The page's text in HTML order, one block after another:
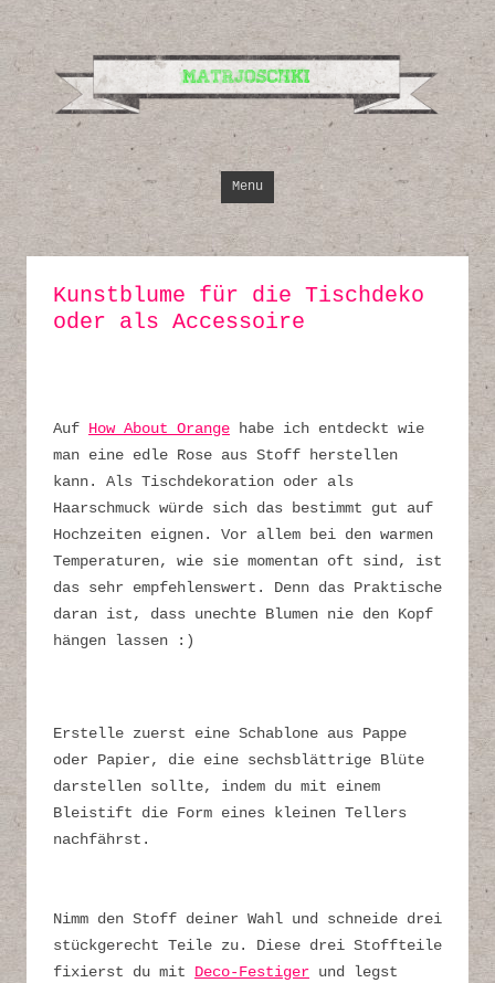
Design,
Menu Skip to content
Kunstblume für die Tischdeko
oder als Accessoire
Auf How About Orange habe ich entdeckt wie
man eine edle Rose aus Stoff herstellen
kann. Als Tischdekoration oder als
Haarschmuck würde sich das bestimmt gut auf
Hochzeiten eignen. Vor allem bei den warmen
Temperaturen, wie sie momentan oft sind, ist
das sehr empfehlenswert. Denn das Praktische
daran ist, dass unechte Blumen nie den Kopf
hängen lassen :)
Erstelle zuerst eine Schablone aus Pappe
oder Papier, die eine sechsblättrige Blüte
darstellen sollte, indem du mit einem
Bleistift die Form eines kleinen Tellers
nachfährst.
Nimm den Stoff deiner Wahl und schneide drei
stückgerecht Teile zu. Diese drei Stoffteile
fixierst du mit Deco-Festiger und legst